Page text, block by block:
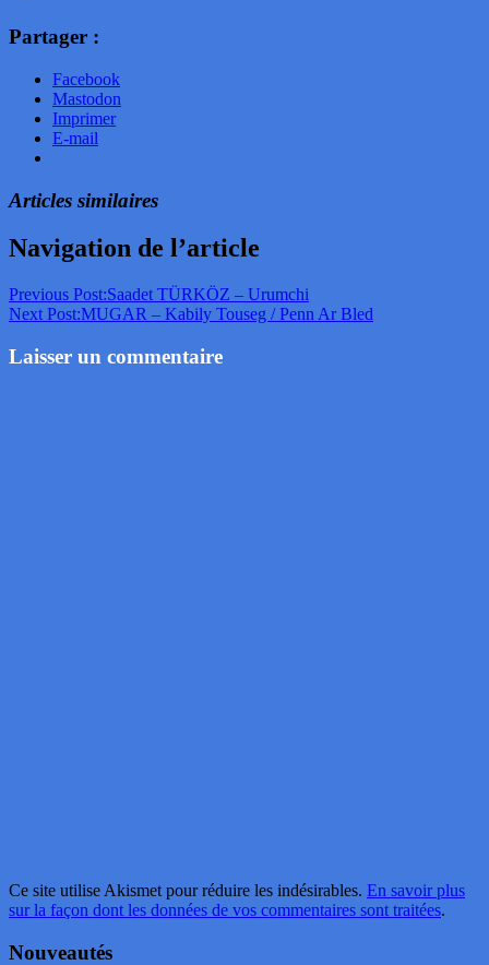
Partager :
Facebook
Mastodon
Imprimer
E-mail
Articles similaires
Navigation de l’article
Previous Post:Saadet TÜRKÖZ – Urumchi
Next Post:MUGAR – Kabily Touseg / Penn Ar Bled
Laisser un commentaire
Ce site utilise Akismet pour réduire les indésirables. En savoir plus
sur la façon dont les données de vos commentaires sont traitées.
Nouveautés